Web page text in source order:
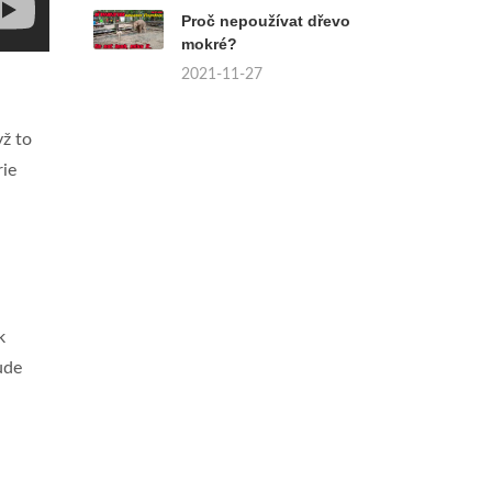
to
Proč nepoužívat dřevo
mokré?
2021-11-27